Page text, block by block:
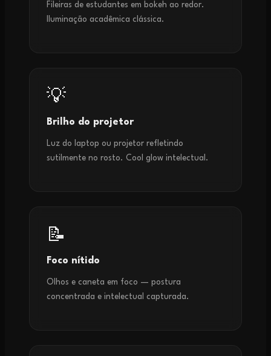
Fileiras de estudantes em bokeh ao redor.
Iluminação acadêmica clássica.
💡
Brilho do projetor
Luz do laptop ou projetor refletindo
sutilmente no rosto. Cool glow intelectual.
📝
Foco nítido
Olhos e caneta em foco — postura
concentrada e intelectual capturada.